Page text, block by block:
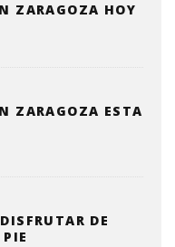
ZARAGOZA HOY
ZARAGOZA ESTA
DE